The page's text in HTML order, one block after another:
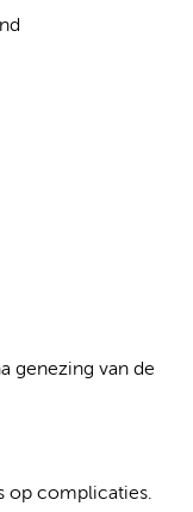
genezing van de
op complicaties.